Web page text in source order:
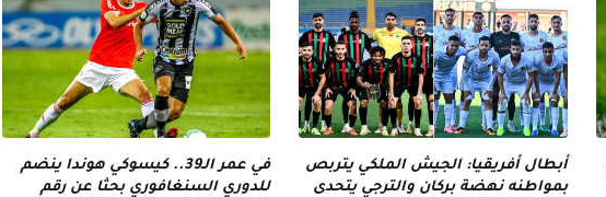
أبطال أفريقيا: الجيش الملكي يتربص
بمواطنه نهضة بركان والترجي يتحدى
في عمر الـ39.. كيسوكي هوندا ينضم
للدوري السنغافوري بحثا عن رقم